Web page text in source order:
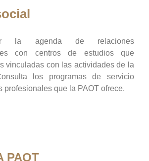
la agenda de relaciones
con centros de estudios que
vinculadas con las actividades de la
los programas de servicio
profesionales que la PAOT ofrece.
PAOT